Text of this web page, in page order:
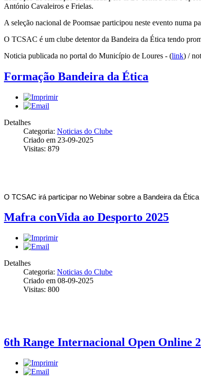
António Cavaleiros e Frielas.
A seleção nacional de Poomsae participou neste evento numa
O TCSAC é um clube detentor da Bandeira da Ética tendo
Noticia publicada no portal do Município de Loures - (link) /
Formação Bandeira da Ética
Detalhes
Categoria: Noticias do Clube
Criado em 23-09-2025
Visitas: 879
O TCSAC irá participar no Webinar sobre a Bandeira da
Mafra conVida ao Desporto 2025
Detalhes
Categoria: Noticias do Clube
Criado em 08-09-2025
Visitas: 800
6th Range Internacional Open Online